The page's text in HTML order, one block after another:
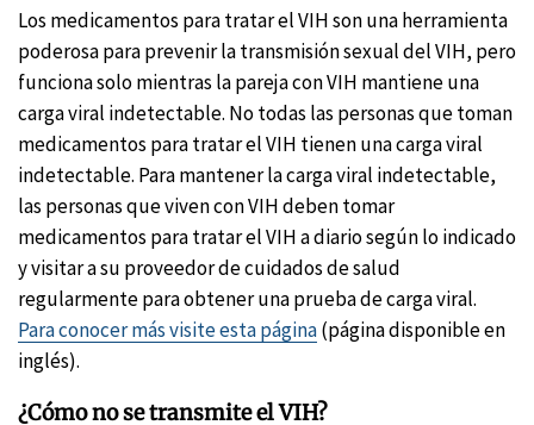
Los medicamentos para tratar el VIH son una herramienta
poderosa para prevenir la transmisión sexual del VIH, pero
funciona solo mientras la pareja con VIH mantiene una
carga viral indetectable. No todas las personas que toman
medicamentos para tratar el VIH tienen una carga viral
indetectable. Para mantener la carga viral indetectable,
las personas que viven con VIH deben tomar
medicamentos para tratar el VIH a diario según lo indicado
y visitar a su proveedor de cuidados de salud
regularmente para obtener una prueba de carga viral.
Para conocer más visite esta página(página disponible en
inglés).
¿Cómo no se transmite el VIH?